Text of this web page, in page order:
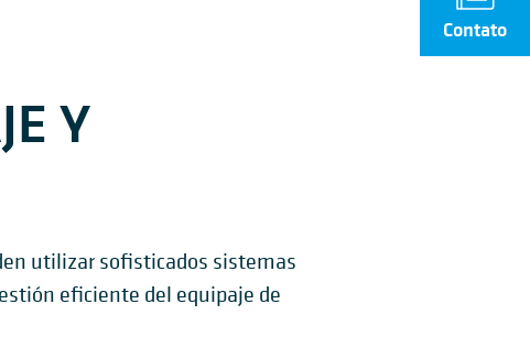
Contato
Y
utilizar sofisticados sistemas
eficiente del equipaje de